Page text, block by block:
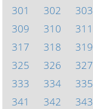
301
302 303
309
310 311
317
318 319
325
326 327
333
334 335
341
342 343